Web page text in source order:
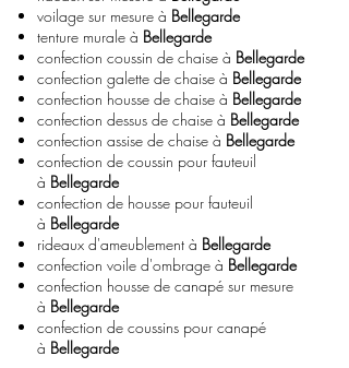
voilage sur mesure à Bellegarde
tenture murale à Bellegarde
confection coussin de chaise à Bellegarde
confection galette de chaise à Bellegarde
confection housse de chaise à Bellegarde
confection dessus de chaise à Bellegarde
confection assise de chaise à Bellegarde
confection de coussin pour fauteuil
à Bellegarde
confection de housse pour fauteuil
à Bellegarde
rideaux d'ameublement à Bellegarde
confection voile d'ombrage à Bellegarde
confection housse de canapé sur mesure
à Bellegarde
confection de coussins pour canapé
à Bellegarde